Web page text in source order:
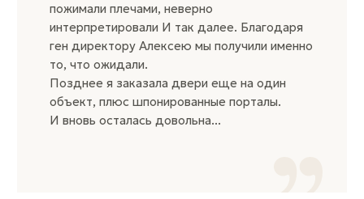
пожимали плечами, неверно
интерпретировали И так далее. Благодаря
ген директору Алексею мы получили именно
то, что ожидали.
Позднее я заказала двери еще на один
объект, плюс шпонированные порталы.
И вновь осталась довольна...